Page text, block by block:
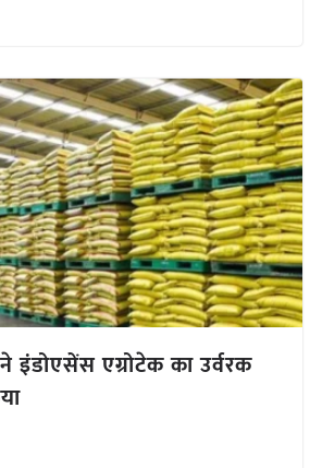
एग्रोटेक का उर्वरक